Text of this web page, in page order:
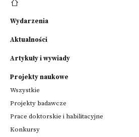
Wydarzenia
Aktualności
Artykuły i wywiady
Projekty naukowe
Wszystkie
Projekty badawcze
Prace doktorskie i habilitacyjne
Konkursy